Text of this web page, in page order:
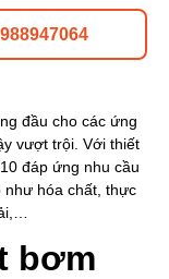
đầu cho các ứng
vượt trội. Với thiết
đáp ứng nhu cầu
như hóa chất, thực
bơm